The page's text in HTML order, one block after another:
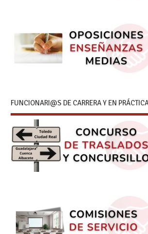
FUNCIONARI@S DE CARRERA Y EN